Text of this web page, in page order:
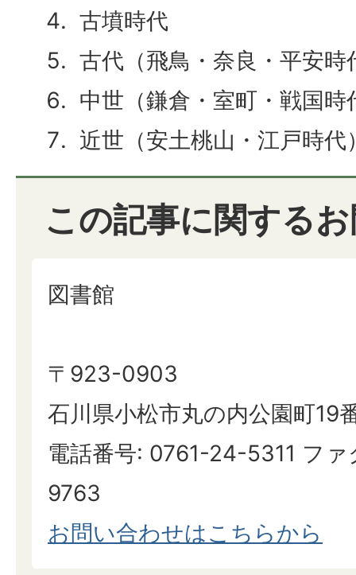
古墳時代
古代（飛鳥・奈良・平安時
中世（鎌倉・室町・戦国時
近世（安土桃山・江戸時代
この記事に関する
図書館
〒923-0903
石川県小松市丸の内公園町19
電話番号: 0761-24-5311 フ
9763
お問い合わせはこちらから